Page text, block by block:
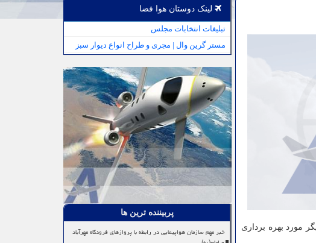
مورد بهره برداری
لینک دوستان هوا فضا
تبلیغات انتخابات مجلس
مستر گرین وال | مجری و طراح انواع دیوار سبز
پربیننده ترین ها
خبر مهم سازمان هواپیمایی در رابطه با پروازهای فرودگاه مهرآباد